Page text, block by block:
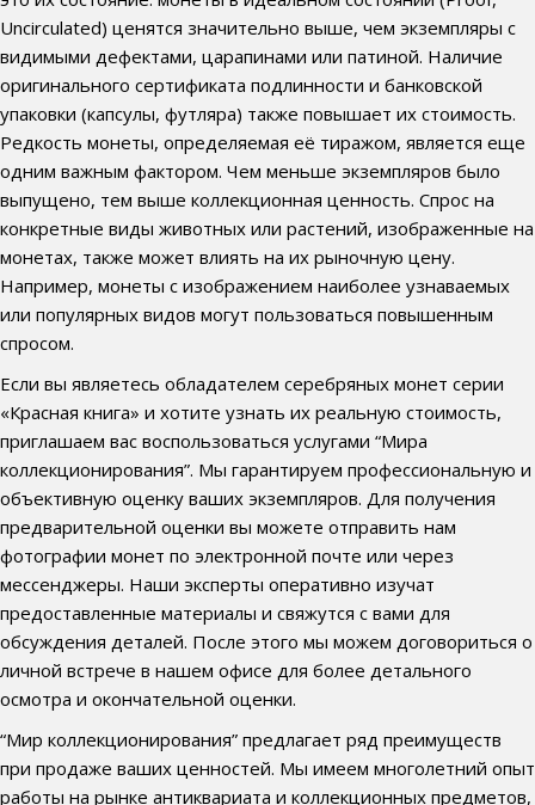
Uncirculated) ценятся значительно выше, чем экземпляры с
видимыми дефектами, царапинами или патиной. Наличие
оригинального сертификата подлинности и банковской
упаковки (капсулы, футляра) также повышает их стоимость.
Редкость монеты, определяемая её тиражом, является еще
одним важным фактором. Чем меньше экземпляров было
выпущено, тем выше коллекционная ценность. Спрос на
конкретные виды животных или растений, изображенные на
монетах, также может влиять на их рыночную цену.
Например, монеты с изображением наиболее узнаваемых
или популярных видов могут пользоваться повышенным
спросом.
Если вы являетесь обладателем серебряных монет серии
«Красная книга» и хотите узнать их реальную стоимость,
приглашаем вас воспользоваться услугами “Мира
коллекционирования”. Мы гарантируем профессиональную и
объективную оценку ваших экземпляров. Для получения
предварительной оценки вы можете отправить нам
фотографии монет по электронной почте или через
мессенджеры. Наши эксперты оперативно изучат
предоставленные материалы и свяжутся с вами для
обсуждения деталей. После этого мы можем договориться о
личной встрече в нашем офисе для более детального
осмотра и окончательной оценки.
“Мир коллекционирования” предлагает ряд преимуществ
при продаже ваших ценностей. Мы имеем многолетний опыт
работы на рынке антиквариата и коллекционных предметов,